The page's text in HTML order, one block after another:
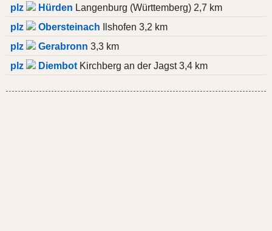
plz
Hürden Langenburg (Württemberg) 2,7 km
plz
Obersteinach Ilshofen 3,2 km
plz
Gerabronn 3,3 km
plz
Diembot Kirchberg an der Jagst 3,4 km